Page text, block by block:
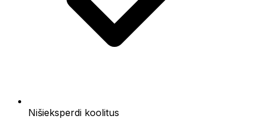
Nišieksperdi koolitus